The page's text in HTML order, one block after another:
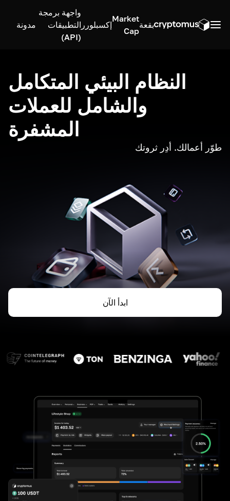
بقعة
Market
Cap
إكسبلورر
واجهة برمجة
التطبيقات
(API)
مدونة
النظام البيئي المتكامل
والشامل للعملات
المشفرة
طوّر أعمالك. أدِر ثروتك
ابدأ الآن